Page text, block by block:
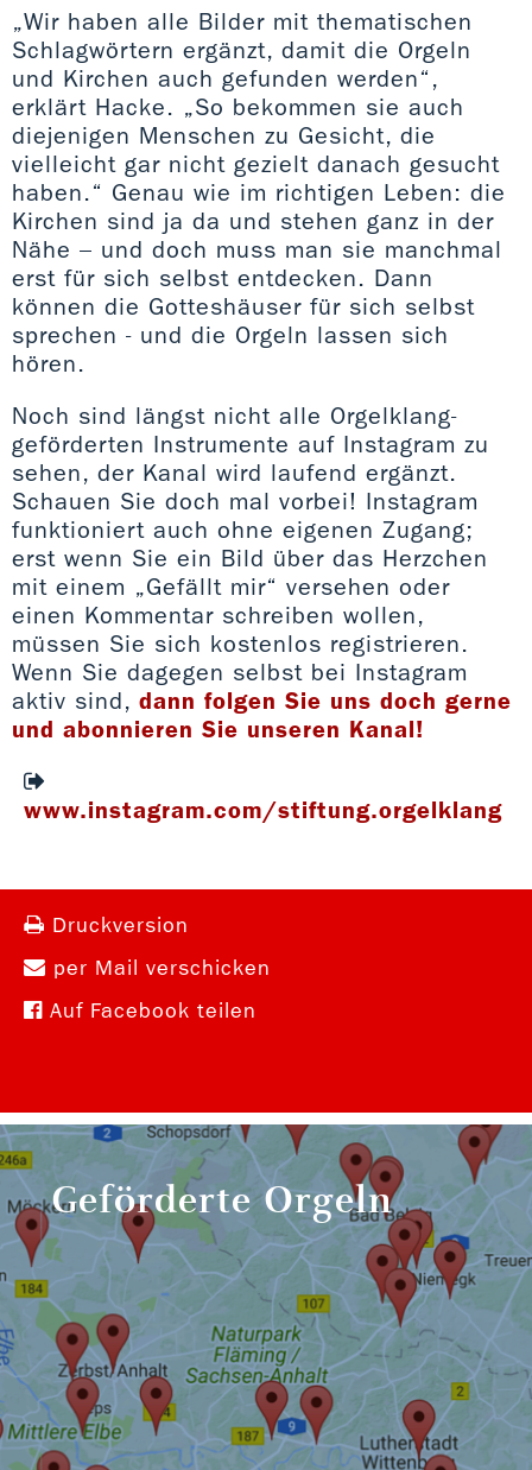
„Wir haben alle Bilder mit thematischen
Schlagwörtern ergänzt, damit die Orgeln
und Kirchen auch gefunden werden“,
erklärt Hacke. „So bekommen sie auch
diejenigen Menschen zu Gesicht, die
vielleicht gar nicht gezielt danach gesucht
haben.“ Genau wie im richtigen Leben: die
Kirchen sind ja da und stehen ganz in der
Nähe – und doch muss man sie manchmal
erst für sich selbst entdecken. Dann
können die Gotteshäuser für sich selbst
sprechen - und die Orgeln lassen sich
hören.
Noch sind längst nicht alle Orgelklang-
geförderten Instrumente auf Instagram zu
sehen, der Kanal wird laufend ergänzt.
Schauen Sie doch mal vorbei! Instagram
funktioniert auch ohne eigenen Zugang;
erst wenn Sie ein Bild über das Herzchen
mit einem „Gefällt mir“ versehen oder
einen Kommentar schreiben wollen,
müssen Sie sich kostenlos registrieren.
Wenn Sie dagegen selbst bei Instagram
aktiv sind, dann folgen Sie uns doch gerne
und abonnieren Sie unseren Kanal!
www.instagram.com/stiftung.orgelklang
Druckversion
per Mail verschicken
Auf Facebook teilen
Geförderte Orgeln